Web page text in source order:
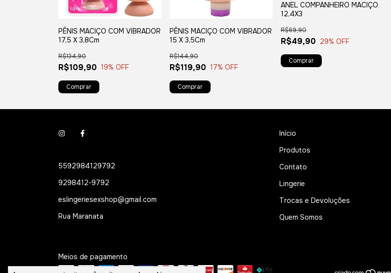
PÊNIS MACIÇO COM VIBRADOR
17,5 X 3,8Cm
R$109,90
R$134,90
19% OFF
PÊNIS MACIÇO COM VIBRADOR
15 X 3,5Cm
R$119,90
R$144,90
17% OFF
ANEL COMPANHEIRO MACIÇO
12,4X3
R$49,90
R$69,90
29% OFF
5592984129792
9298412-9792
eslingeriesexshop@gmail.com
Rua Maranata
Início
Produtos
Contato
Lingerie
Trocas e Devoluções
Quem Somos
Meios de pagamento